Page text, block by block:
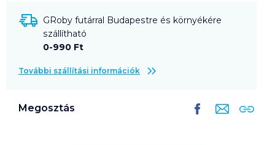
GRoby futárral Budapestre és környékére
szállítható
0-990 Ft
További szállítási információk
Megosztás